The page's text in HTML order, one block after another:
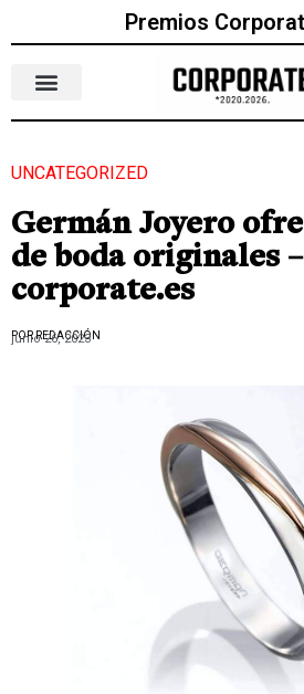
Premios
UNCATEGORIZED
Germán Joyero
de boda originales –
corporate.es
POR REDACCIÓN
junio 26, 2023